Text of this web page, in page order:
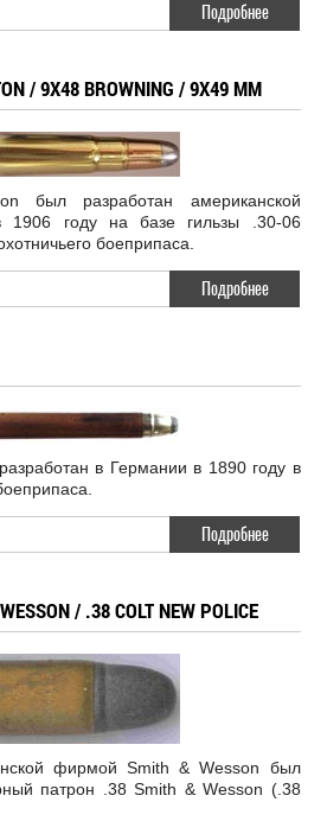
Подробнее
/ 9X48 BROWNING / 9X49 MM
был разработан американской
году на базе гильзы .30-06
боеприпаса.
Подробнее
в Германии в 1890 году в
Подробнее
/ .38 COLT NEW POLICE
фирмой Smith & Wesson был
патрон .38 Smith & Wesson (.38